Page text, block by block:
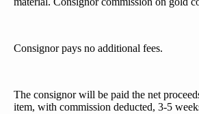
Consignor pays no additional fees.
The consignor will be paid the net
item, with commission deducted, 3-5